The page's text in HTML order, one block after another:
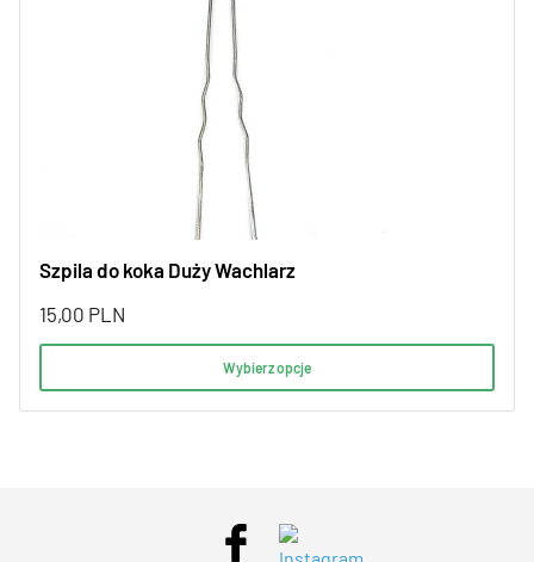
Szpila do koka Duży Wachlarz
15,00 PLN
Wybierz opcje